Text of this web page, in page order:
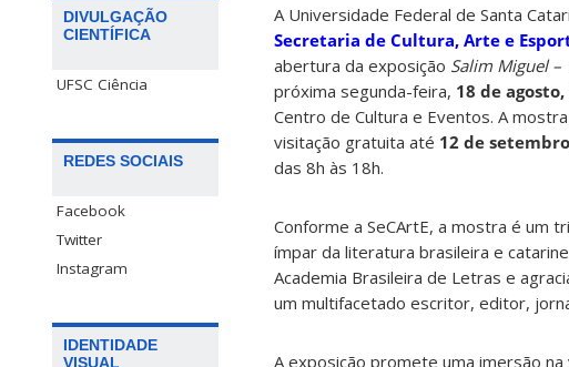
DIVULGAÇÃO
CIENTÍFICA
UFSC Ciência
REDES SOCIAIS
Facebook
Twitter
Instagram
IDENTIDADE
VISUAL
A Universidade Federal de Santa
Secretaria de Cultura, Arte e
abertura da exposição Salim Miguel –
próxima segunda-feira, 18 de agosto,
Centro de Cultura e Eventos. A
visitação gratuita até 12 de setembro
das 8h às 18h.
Conforme a SeCArtE, a mostra é um
ímpar da literatura brasileira e
Academia Brasileira de Letras e
um multifacetado escritor, editor,
A exposição promete uma imersão